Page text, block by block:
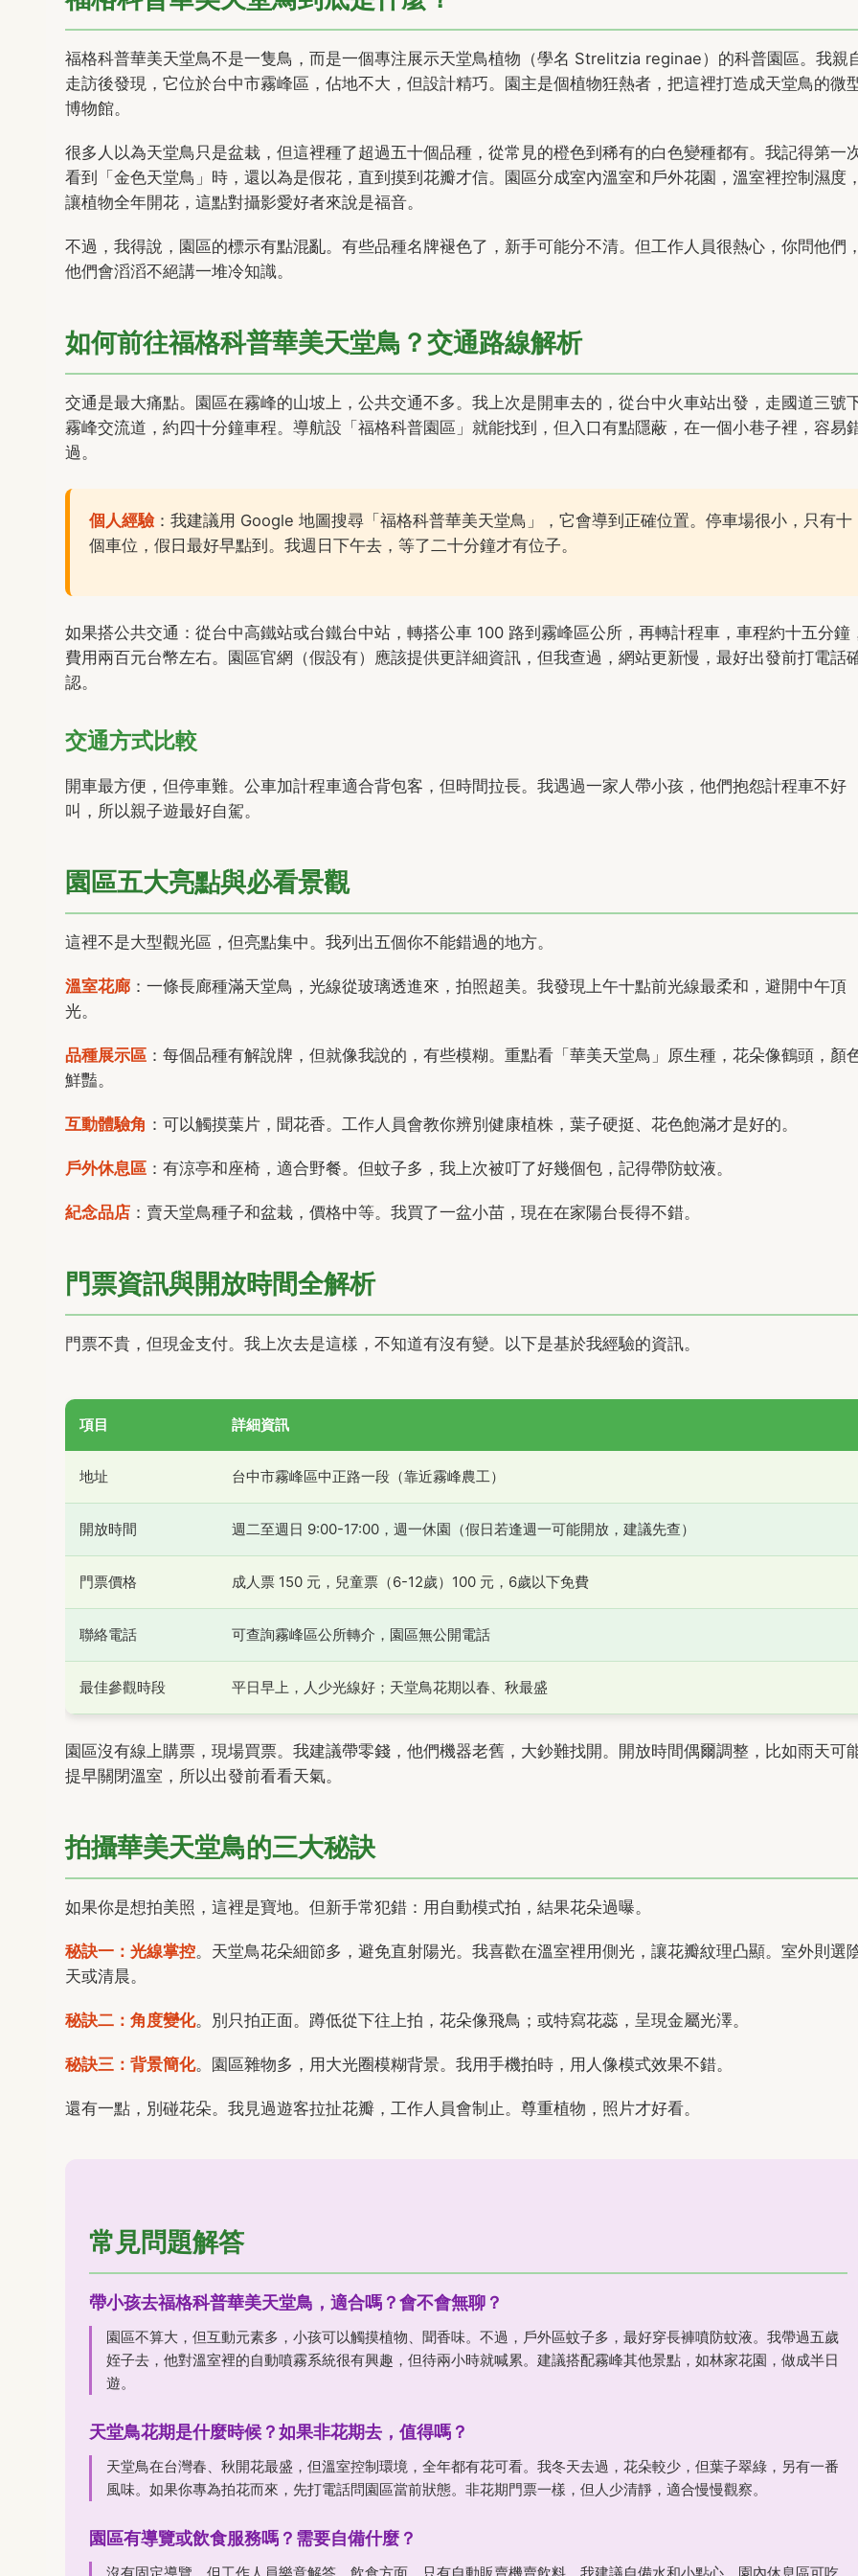
福格科普華美天堂鳥不是一隻鳥，而是一個專注展示天堂鳥植物（學名 Strelitzia reginae）的科普園區。我親
走訪後發現，它位於台中市霧峰區，佔地不大，但設計精巧。園主是個植物狂熱者，把這裡打造成天堂鳥的微
博物館。
很多人以為天堂鳥只是盆栽，但這裡種了超過五十個品種，從常見的橙色到稀有的白色變種都有。我記得第一
看到「金色天堂鳥」時，還以為是假花，直到摸到花瓣才信。園區分成室內溫室和戶外花園，溫室裡控制濕度
讓植物全年開花，這點對攝影愛好者來說是福音。
不過，我得說，園區的標示有點混亂。有些品種名牌褪色了，新手可能分不清。但工作人員很熱心，你問他們
他們會滔滔不絕講一堆冷知識。
如何前往福格科普華美天堂鳥？交通路線解析
交通是最大痛點。園區在霧峰的山坡上，公共交通不多。我上次是開車去的，從台中火車站出發，走國道三號
霧峰交流道，約四十分鐘車程。導航設「福格科普園區」就能找到，但入口有點隱蔽，在一個小巷子裡，容易
過。
個人經驗：我建議用 Google 地圖搜尋「福格科普華美天堂鳥」，它會導到正確位置。停車場很小，只有十
個車位，假日最好早點到。我週日下午去，等了二十分鐘才有位子。
如果搭公共交通：從台中高鐵站或台鐵台中站，轉搭公車 100 路到霧峰區公所，再轉計程車，車程約十五分鐘
費用兩百元台幣左右。園區官網（假設有）應該提供更詳細資訊，但我查過，網站更新慢，最好出發前打電話
認。
交通方式比較
開車最方便，但停車難。公車加計程車適合背包客，但時間拉長。我遇過一家人帶小孩，他們抱怨計程車不好
叫，所以親子遊最好自駕。
園區五大亮點與必看景觀
這裡不是大型觀光區，但亮點集中。我列出五個你不能錯過的地方。
溫室花廊 ：一條長廊種滿天堂鳥，光線從玻璃透進來，拍照超美。我發現上午十點前光線最柔和，避開中午頂
光。
品種展示區 ：每個品種有解說牌，但就像我說的，有些模糊。重點看「華美天堂鳥」原生種，花朵像鶴頭，顏
鮮豔。
互動體驗角 ：可以觸摸葉片，聞花香。工作人員會教你辨別健康植株，葉子硬挺、花色飽滿才是好的。
戶外休息區 ：有涼亭和座椅，適合野餐。但蚊子多，我上次被叮了好幾個包，記得帶防蚊液。
紀念品店 ：賣天堂鳥種子和盆栽，價格中等。我買了一盆小苗，現在在家陽台長得不錯。
門票資訊與開放時間全解析
門票不貴，但現金支付。我上次去是這樣，不知道有沒有變。以下是基於我經驗的資訊。
項目 詳細資訊
地址 台中市霧峰區中正路一段（靠近霧峰農工）
開放時間 週二至週日 9:00-17:00，週一休園（假日若逢週一可能開放，建議先查）
門票價格 成人票 150 元，兒童票（6-12歲）100 元，6歲以下免費
聯絡電話 可查詢霧峰區公所轉介，園區無公開電話
最佳參觀時段 平日早上，人少光線好；天堂鳥花期以春、秋最盛
園區沒有線上購票，現場買票。我建議帶零錢，他們機器老舊，大鈔難找開。開放時間偶爾調整，比如雨天可
提早關閉溫室，所以出發前看看天氣。
拍攝華美天堂鳥的三大秘訣
如果你是想拍美照，這裡是寶地。但新手常犯錯：用自動模式拍，結果花朵過曝。
秘訣一：光線掌控。天堂鳥花朵細節多，避免直射陽光。我喜歡在溫室裡用側光，讓花瓣紋理凸顯。室外則選
天或清晨。
秘訣二：角度變化。別只拍正面。蹲低從下往上拍，花朵像飛鳥；或特寫花蕊，呈現金屬光澤。
秘訣三：背景簡化。園區雜物多，用大光圈模糊背景。我用手機拍時，用人像模式效果不錯。
還有一點，別碰花朵。我見過遊客拉扯花瓣，工作人員會制止。尊重植物，照片才好看。
常見問題解答
帶小孩去福格科普華美天堂鳥，適合嗎？會不會無聊？
園區不算大，但互動元素多，小孩可以觸摸植物、聞香味。不過，戶外區蚊子多，最好穿長褲噴防蚊液。我帶過五歲
姪子去，他對溫室裡的自動噴霧系統很有興趣，但待兩小時就喊累。建議搭配霧峰其他景點，如林家花園，做成半日
遊。
天堂鳥花期是什麼時候？如果非花期去，值得嗎？
天堂鳥在台灣春、秋開花最盛，但溫室控制環境，全年都有花可看。我冬天去過，花朵較少，但葉子翠綠，另有一番
風味。如果你專為拍花而來，先打電話問園區當前狀態。非花期門票一樣，但人少清靜，適合慢慢觀察。
園區有導覽或飲食服務嗎？需要自備什麼？